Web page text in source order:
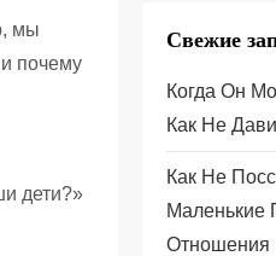
мы
почему
дети?»
Свежие
Когда Он
Как Не
Как Не
Маленькие
Отношения